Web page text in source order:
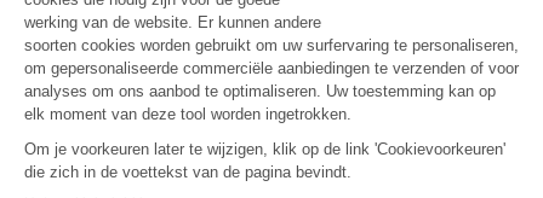
MEER INSPIRATIE